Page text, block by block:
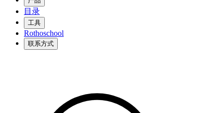
目录
工具
Rothoschool
联系方式